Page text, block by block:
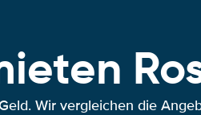
Wir vergleichen die